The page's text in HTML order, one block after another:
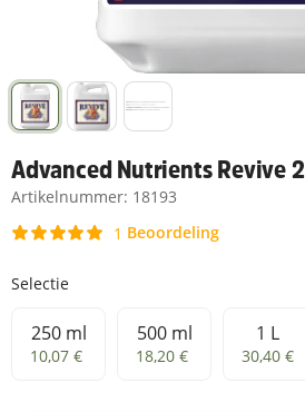
Advanced Nutrients Revive
Artikelnummer: 18193
1 Beoordeling
Selectie
250 ml
250 ml
10,07 €
500 ml
500 ml
18,20 €
1 L
1 L
30,40 €